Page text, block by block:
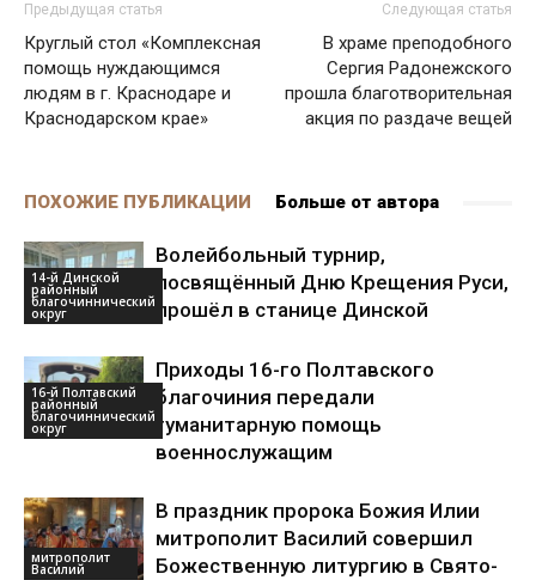
Предыдущая статья
Круглый стол «Комплексная
помощь нуждающимся
людям в г. Краснодаре и
Краснодарском крае»
Следующая статья
В храме преподобного
Сергия Радонежского
прошла благотворительная
акция по раздаче вещей
ПОХОЖИЕ ПУБЛИКАЦИИ Больше от автора
14-й Динской
районный
благочиннический
округ
Волейбольный турнир,
посвящённый Дню Крещения Руси,
прошёл в станице Динской
16-й Полтавский
районный
благочиннический
округ
Приходы 16-го Полтавского
благочиния передали
гуманитарную помощь
военнослужащим
митрополит
Василий
В праздник пророка Божия Илии
митрополит Василий совершил
Божественную литургию в Свято-